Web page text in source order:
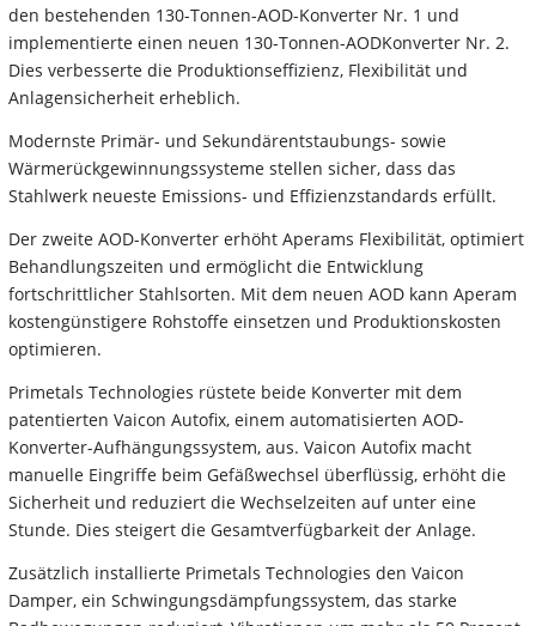
den bestehenden 130-Tonnen-AOD-Konverter Nr. 1 und
implementierte einen neuen 130-Tonnen-AODKonverter Nr. 2.
Dies verbesserte die Produktionseffizienz, Flexibilität und
Anlagensicherheit erheblich.
Modernste Primär- und Sekundärentstaubungs- sowie
Wärmerückgewinnungssysteme stellen sicher, dass das
Stahlwerk neueste Emissions- und Effizienzstandards erfüllt.
Der zweite AOD-Konverter erhöht Aperams Flexibilität, optimiert
Behandlungszeiten und ermöglicht die Entwicklung
fortschrittlicher Stahlsorten. Mit dem neuen AOD kann Aperam
kostengünstigere Rohstoffe einsetzen und Produktionskosten
optimieren.
Primetals Technologies rüstete beide Konverter mit dem
patentierten Vaicon Autofix, einem automatisierten AOD-
Konverter-Aufhängungssystem, aus. Vaicon Autofix macht
manuelle Eingriffe beim Gefäßwechsel überflüssig, erhöht die
Sicherheit und reduziert die Wechselzeiten auf unter eine
Stunde. Dies steigert die Gesamtverfügbarkeit der Anlage.
Zusätzlich installierte Primetals Technologies den Vaicon
Damper, ein Schwingungsdämpfungssystem, das starke